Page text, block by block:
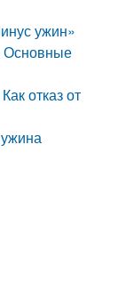
ужин»
Основные
отказ от